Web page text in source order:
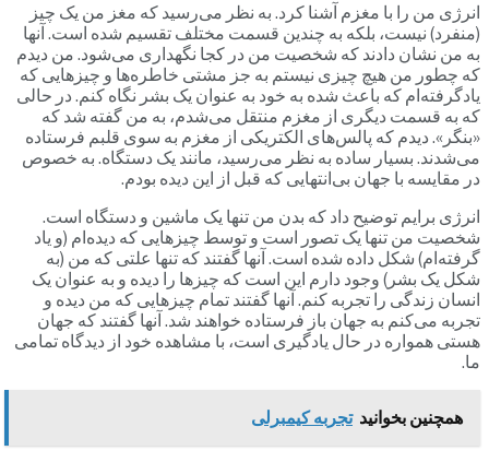
انرژی من را با مغزم آشنا کرد. به نظر می‌رسید که مغز من یک چیز
(منفرد) نیست، بلکه به چندین قسمت مختلف تقسیم شده است. آنها
به من نشان دادند که شخصیت من در کجا نگهداری می‌شود. من دیدم
که چطور من هیچ چیزی نیستم به جز مشتی خاطره‌ها و چیزهایی که
یادگرفته‌ام که باعث شده به خود به عنوان یک بشر نگاه کنم. در حالی
که به قسمت دیگری از مغزم منتقل می‌شدم، به من گفته شد که
«بنگر». دیدم که پالس‌های الکتریکی از مغزم به سوی قلبم فرستاده
می‌شدند. بسیار ساده به نظر می‌رسید، مانند یک دستگاه. به خصوص
در مقایسه با جهان بی‌انتهایی که قبل از این دیده بودم.
انرژی برایم توضیح داد که بدن من تنها یک ماشین و دستگاه است.
شخصیت من تنها یک تصور است و توسط چیزهایی که دیده‌ام (و یاد
گرفته‌ام) شکل داده شده است. آنها گفتند که تنها علتی که من (به
شکل یک بشر) وجود دارم این است که چیزها را دیده و به عنوان یک
انسان زندگی را تجربه کنم. آنها گفتند تمام چیزهایی که من دیده و
تجربه می‌کنم به جهان باز فرستاده خواهند شد. آنها گفتند که جهان
هستی همواره در حال یادگیری است، با مشاهده خود از دیدگاه تمامی
ما.
همچنین بخوانید تجربه کیمبرلی